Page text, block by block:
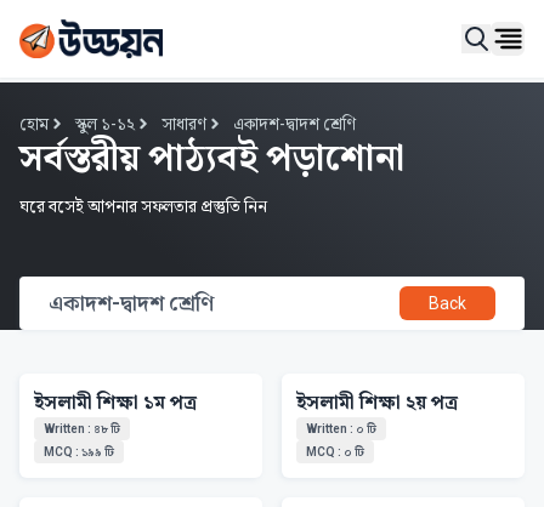
হোম স্কুল ১-১২ সাধারণ একাদশ-দ্বাদশ শ্রেণি
সর্বস্তরীয় পাঠ্যবই পড়াশোনা
ঘরে বসেই আপনার সফলতার প্রস্তুতি নিন
একাদশ-দ্বাদশ শ্রেণি Back
‍ইসলামী শিক্ষা ১ম পত্র
Written : ৪৮টি
MCQ : ১৯৯ টি
‍ইসলামী শিক্ষা ২য় পত্র
Written : ০ টি
MCQ : ০ টি